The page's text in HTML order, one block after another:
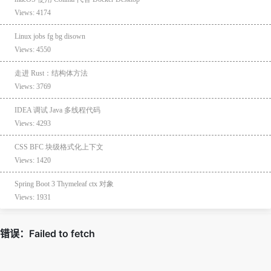
Views: 4174
Linux jobs fg bg disown
Views: 4550
走进 Rust：结构体方法
Views: 3769
IDEA 调试 Java 多线程代码
Views: 4293
CSS BFC 块级格式化上下文
Views: 1420
Spring Boot 3 Thymeleaf ctx 对象
Views: 1931